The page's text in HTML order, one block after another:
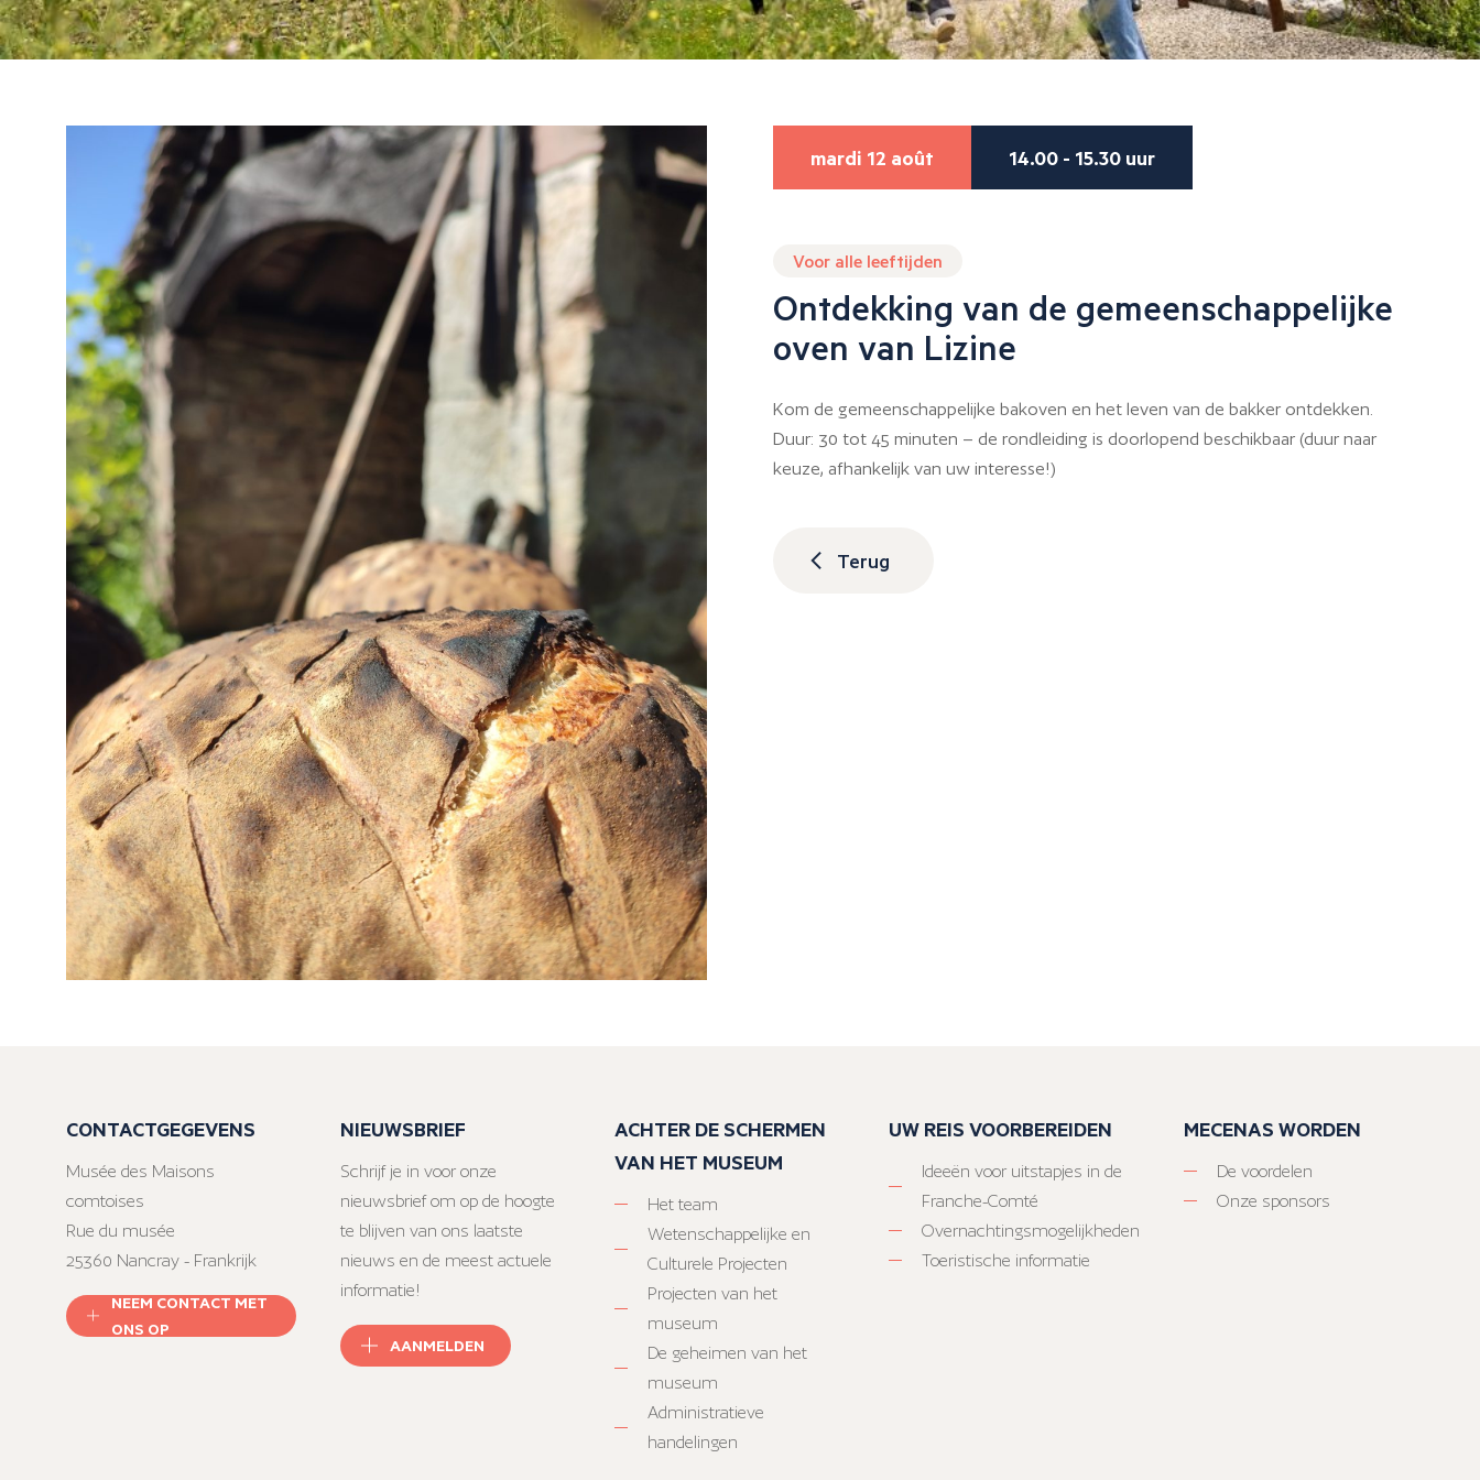
mardi 12 août 14.00 - 15.30 uur
Voor alle leeftijden
Ontdekking van de gemeenschappelijke
oven van Lizine
Kom de gemeenschappelijke bakoven en het leven van de bakker ontdekken.
Duur: 30 tot 45 minuten – de rondleiding is doorlopend beschikbaar (duur naar
keuze, afhankelijk van uw interesse!)
Terug
CONTACTGEGEVENS
Musée des Maisons
comtoises
Rue du musée
25360 Nancray - Frankrijk
NEEM CONTACT MET
ONS OP
NIEUWSBRIEF
Schrijf je in voor onze
nieuwsbrief om op de hoogte
te blijven van ons laatste
nieuws en de meest actuele
informatie!
AANMELDEN
ACHTER DE SCHERMEN
VAN HET MUSEUM
Het team
Wetenschappelijke en
Culturele Projecten
Projecten van het
museum
De geheimen van het
museum
Administratieve
handelingen
UW REIS VOORBEREIDEN
Ideeën voor uitstapjes in de
Franche-Comté
Overnachtingsmogelijkheden
Toeristische informatie
MECENAS WORDEN
De voordelen
Onze sponsors